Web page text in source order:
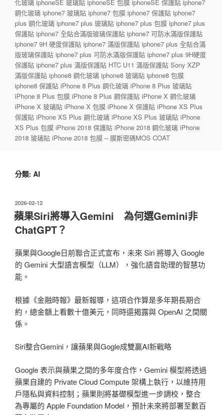
化玻璃 iphoneSE 玻璃貼 iphoneSE 包膜 iphoneSE 保護貼 iphone7
鋼化玻璃 iphone7 玻璃貼 iphone7 包膜 iphone7 保護貼 iphone7
plus 鋼化玻璃 iphone7 plus 玻璃貼 iphone7 plus 包膜 iphone7 plus
保護貼 iphone7 全貼合滿版玻璃保護貼 iphone7 可防水滿版保護貼
iphone7 9H 硬度保護貼 iphone7 滿版保護貼 iphone7 plus 全貼合滿
版玻璃保護貼 iphone7 plus 可防水滿版保護貼 iphone7 plus 9H硬度
保護貼 iphone7 plus 滿版保護貼 HTC U11 滿版保護貼 Sony XZP
滿版保護貼 iphone8 鋼化玻璃 iphone8 玻璃貼 iphone8 包膜
iphone8 保護貼 iPhone 8 Plus 鋼化玻璃 iPhone 8 Plus 玻璃貼
iPhone 8 Plus 包膜 iPhone 8 Plus 鋼保護貼 iPhone X 鋼化玻璃
iPhone X 玻璃貼 iPhone X 包膜 iPhone X 保護貼 iPhone XS Plus
保護貼 iPhone XS Plus 鋼化玻璃 iPhone XS Plus 玻璃貼 iPhone
XS Plus 包膜 iPhone 2018 保護貼 iPhone 2018 鋼化玻璃 iPhone
2018 玻璃貼 iPhone 2018 包膜 – 膜斯密碼MOS COAT
分類: AI
發
佈
於
2026-02-12
蘋果Siri將導入Gemini 為何選Gemini非
ChatGPT？
蘋果與Google日前聯合正式宣布，未來 Siri 將導入 Google
的 Gemini 大型語言模型（LLM），強化語音助理的智慧功
能。
根據《金融時報》最新報導，這項合作算是多年期長期合
約，總金額上看數十億美元，同時還揭露與 OpenAI 之間關
係。
Siri整合Gemini，讓蘋果與Gogle成雙贏AI新戰略
Google 表示與蘋果之間的多年度合作，Gemini 模型將透過
蘋果自建的 Private Cloud Compute 架構上執行，以維持用
戶隱私與資料控制；蘋果則將基礎模型進一步調校，整合
為專屬的 Apple Foundation Model，預計未來將部署至數百